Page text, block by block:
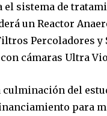
sistema de
un Reactor
Percoladores y
cámaras Ultra
culminación del
para